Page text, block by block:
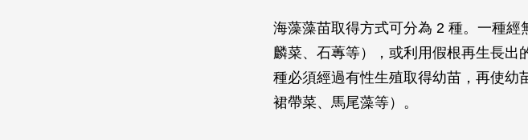
海藻藻苗取得方式可分為 2 種。一種
麟菜、石蓴等），或利用假根再生長出
種必須經過有性生殖取得幼苗，再使幼
裙帶菜、馬尾藻等）。